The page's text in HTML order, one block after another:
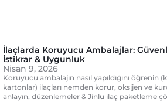
İlaçlarda Koruyucu Ambalajlar:
İstikrar & Uygunluk
Nisan 9, 2026
Koruyucu ambalajın nasıl yapıldığını öğrenin
kartonlar) ilaçları nemden korur, oksijen ve
anlayın, düzenlemeler & Jinlu ilaç paketleme